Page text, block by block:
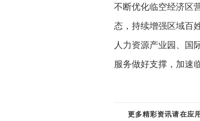
不断优化临空经济区
态，持续增强区域百
人力资源产业园、国
服务做好支撑，加速
更多精彩资讯请在应